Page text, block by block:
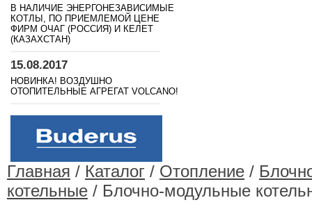
В НАЛИЧИЕ ЭНЕРГОНЕЗАВИСИМЫЕ
КОТЛЫ, ПО ПРИЕМЛЕМОЙ ЦЕНЕ
ФИРМ ОЧАГ (РОССИЯ) И КЕЛЕТ
(КАЗАХСТАН)
15.08.2017
НОВИНКА! ВОЗДУШНО
ОТОПИТЕЛЬНЫЕ АГРЕГАТ VOLCANO!
Главная / Каталог / Отопление /
котельные / Блочно-модульные